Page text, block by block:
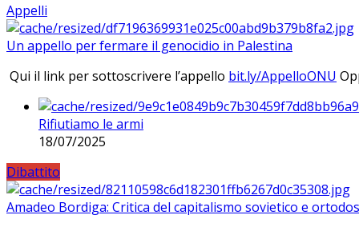
Appelli
Un appello per fermare il genocidio in Palestina
Qui il link per sottoscrivere l’appello bit.ly/AppelloONU
Rifiutiamo le armi
18/07/2025
Dibattito
Amadeo Bordiga: Critica del capitalismo sovietico e